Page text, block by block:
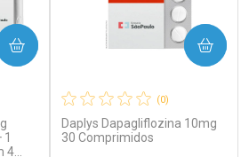
Ativar Desconto
4
(0)
Daplys Dapagliflozina 10mg
30 Comprimidos
COMPRAR